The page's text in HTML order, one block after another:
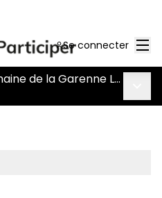
Se connecter
Votre visite idéale du domaine de la Garenne Lemot